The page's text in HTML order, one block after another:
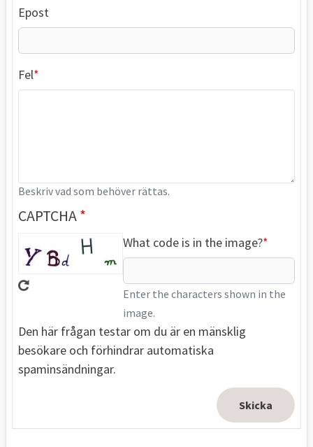
Epost
Fel
Beskriv vad som behöver rättas.
CAPTCHA
What code is in the image?
Enter the characters shown in the
image.
Den här frågan testar om du är en mänsklig
besökare och förhindrar automatiska
spaminsändningar.